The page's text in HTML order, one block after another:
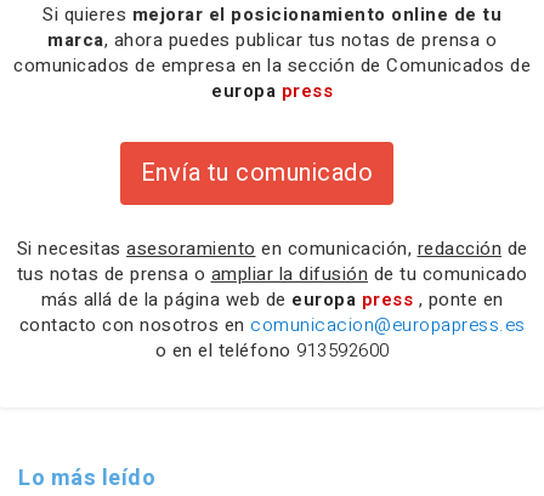
Si quieres mejorar el posicionamiento online de tu
marca, ahora puedes publicar tus notas de prensa o
comunicados de empresa en la sección de Comunicados de
europa press
Envía tu comunicado
Si necesitas asesoramiento en comunicación, redacción de
tus notas de prensa o ampliar la difusión de tu comunicado
más allá de la página web de europa press , ponte en
contacto con nosotros en comunicacion@europapress.es
o en el teléfono 913592600
Lo más leído